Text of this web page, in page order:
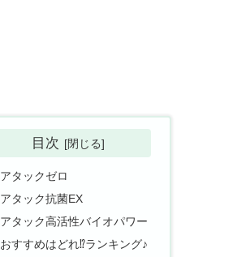
目次
アタックゼロ
アタック抗菌EX
アタック高活性バイオパワー
おすすめはどれ⁉ランキング♪